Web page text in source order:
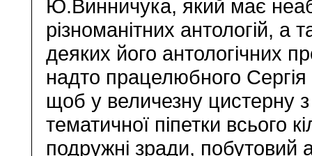
Ю.Винничука, який має
різноманітних антологій, а
деяких його антологічних
надто працелюбного
щоб у величезну цистерну
тематичної піпетки всього
подружні зради, побутовий